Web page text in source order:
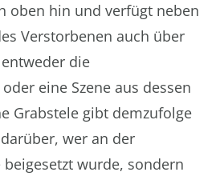
oben hin und verfügt neben
Verstorbenen auch über
die
eine Szene aus dessen
Grabstele gibt demzufolge
wer an der
wurde, sondern